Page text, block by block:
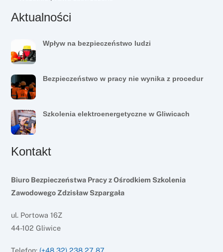
Aktualności
Wpływ na bezpieczeństwo ludzi
Bezpieczeństwo w pracy nie wynika z procedur
Szkolenia elektroenergetyczne w Gliwicach
Kontakt
Biuro Bezpieczeństwa Pracy z Ośrodkiem Szkolenia
Zawodowego Zdzisław Szpargała
ul. Portowa 16Z
44-102 Gliwice
Telefon: (+48 32) 238 27 87